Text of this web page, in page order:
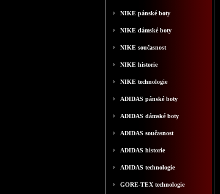
NIKE pánské boty
NIKE dámské boty
NIKE současnost
NIKE historie
NIKE technologie
ADIDAS pánské boty
ADIDAS dámské boty
ADIDAS současnost
ADIDAS historie
ADIDAS technologie
GORE-TEX technologie